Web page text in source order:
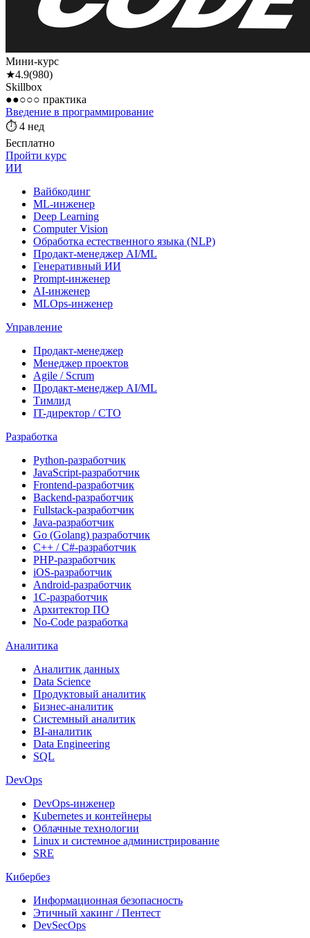
Мини-курс
★4.9(980)
Skillbox
●●○○○ практика
Введение в программирование
⏱ 4 нед
Бесплатно
Пройти курс
ИИ
Вайбкодинг
ML-инженер
Deep Learning
Computer Vision
Обработка естественного языка (NLP)
Продакт-менеджер AI/ML
Генеративный ИИ
Prompt-инженер
AI-инженер
MLOps-инженер
Управление
Продакт-менеджер
Менеджер проектов
Agile / Scrum
Продакт-менеджер AI/ML
Тимлид
IT-директор / CTO
Разработка
Python-разработчик
JavaScript-разработчик
Frontend-разработчик
Backend-разработчик
Fullstack-разработчик
Java-разработчик
Go (Golang) разработчик
C++ / C#-разработчик
PHP-разработчик
iOS-разработчик
Android-разработчик
1С-разработчик
Архитектор ПО
No-Code разработка
Аналитика
Аналитик данных
Data Science
Продуктовый аналитик
Бизнес-аналитик
Системный аналитик
BI-аналитик
Data Engineering
SQL
DevOps
DevOps-инженер
Kubernetes и контейнеры
Облачные технологии
Linux и системное администрирование
SRE
Кибербез
Информационная безопасность
Этичный хакинг / Пентест
DevSecOps